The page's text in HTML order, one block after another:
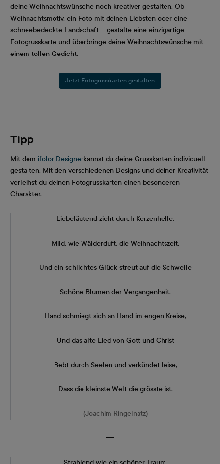
deine Weihnachtswünsche noch kreativer gestalten. Ob
Weihnachtsmotiv, ein Foto mit deinen Liebsten oder eine
schneebedeckte Landschaft – gestalte eine einzigartige
Fotogrusskarte und überbringe deine Weihnachtswünsche mit
einem tollen Gedicht.
Jetzt Fotogrusskarten gestalten
Tipp
Mit dem ifolor Designerkannst du deine Grusskarten individuell
gestalten. Mit den verschiedenen Designs und deiner Kreativität
verleihst du deinen Fotogrusskarten einen besonderen
Charakter.
Liebeläutend zieht durch Kerzenhelle,
Mild, wie Wälderduft, die Weihnachtszeit.
Und ein schlichtes Glück streut auf die Schwelle
Schöne Blumen der Vergangenheit.
Hand schmiegt sich an Hand im engen Kreise,
Und das alte Lied von Gott und Christ
Bebt durch Seelen und verkündet leise,
Dass die kleinste Welt die grösste ist.
(Joachim Ringelnatz)
―
Strahlend wie ein schöner Traum,